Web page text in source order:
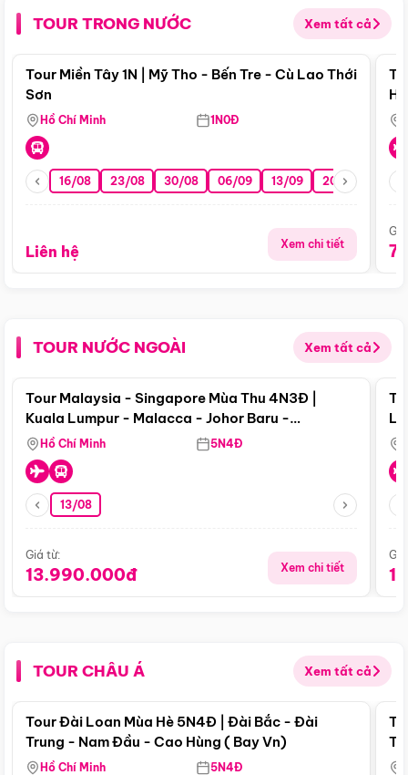
TOUR TRONG NƯỚC Xem tất cả
Điểm nổi bật
Tour Miền Tây 1N | Mỹ Tho - Bến Tre - Cù Lao Thới
Sơn
Hồ Chí Minh 1N0Đ
16/08 23/08 30/08 06/09 13/09 20/09 27/09
Liên hệ Xem chi tiết
TOUR NƯỚC NGOÀI Xem tất cả
Điểm nổi bật
Tour Malaysia - Singapore Mùa Thu 4N3Đ |
Kuala Lumpur - Malacca - Johor Baru -
Singapore
Hồ Chí Minh 5N4Đ
13/08
Giá từ:
13.990.000đ Xem chi tiết
TOUR CHÂU Á Xem tất cả
Điểm nổi bật
Tour Đài Loan Mùa Hè 5N4Đ | Đài Bắc - Đài
Trung - Nam Đầu - Cao Hùng ( Bay Vn)
Hồ Chí Minh 5N4Đ